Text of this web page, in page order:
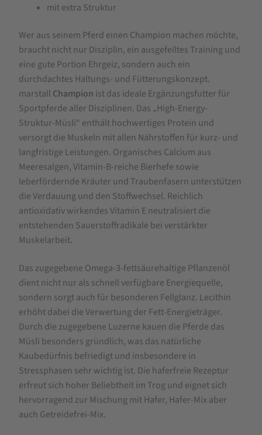
mit extra Struktur
Wer aus seinem Pferd einen Champion machen möchte,
braucht nicht nur Disziplin, ein ausgefeiltes Training und
eine gute Portion Ehrgeiz, sondern auch ein
durchdachtes Haltungs- und Fütterungskonzept.
marstall Champion ist das ideale Ergänzungsfutter für
Sportpferde aller Disziplinen. Das „High-Energy-
Struktur-Müsli“ enthält hochwertiges Protein und
versorgt die Muskeln mit allen Nährstoffen für kurz- und
langfristige Leistungen. Organisches Calcium aus
Meeresalgen, Vitamin-B-reiche Bierhefe sowie
leberfördernde Kräuter und Traubenfasern unterstützen
die Verdauung und den Stoffwechsel. Reichlich
antioxidativ wirkendes Vitamin E neutralisiert die
entstehenden Sauerstoffradikale bei verstärkter
Muskelarbeit.
Das zugegebene Omega-3-fettsäurehaltige Pflanzenöl
dient nicht nur als schnell verfügbare Energiequelle,
sondern sorgt auch für besonderen Fellglanz. Lecithin
erhöht dabei die Verwertung der Fett-Energieträger.
Durch die zugegebene Luzerne kauen die Pferde das
Müsli besonders gründlich, was das natürliche
Kaubedürfnis befriedigt und insbesondere in
Stressphasen sehr wichtig ist. Die haferfreie Rezeptur
erfreut sich hoher Beliebtheit im Trog und eignet sich
hervorragend zur Mischung mit Hafer, Hafer-Mix aber
auch Getreidefrei-Mix.